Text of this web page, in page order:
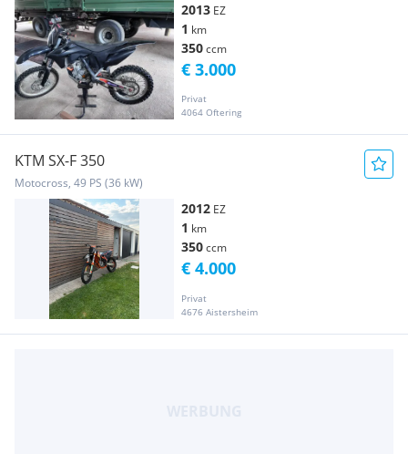
2013 EZ
1 km
350ccm
Privat
4064 Oftering
€ 3.000
KTM SX-F 350
Motocross, 49 PS (36 kW)
2012 EZ
1 km
350ccm
Privat
4676 Aistersheim
€ 4.000